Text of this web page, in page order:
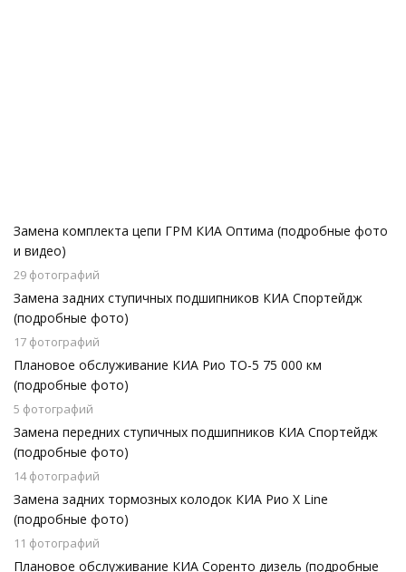
Замена комплекта цепи ГРМ КИА Оптима (подробные фото
и видео)
29 фотографий
Замена задних ступичных подшипников КИА Спортейдж
(подробные фото)
17 фотографий
Плановое обслуживание КИА Рио ТО-5 75 000 км
(подробные фото)
5 фотографий
Замена передних ступичных подшипников КИА Спортейдж
(подробные фото)
14 фотографий
Замена задних тормозных колодок КИА Рио X Line
(подробные фото)
11 фотографий
Плановое обслуживание КИА Соренто дизель (подробные